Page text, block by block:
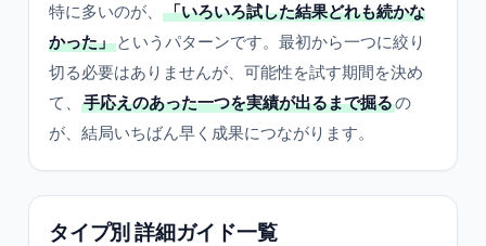
特に多いのが、
「いろいろ試した結果どれも続かな
かった」 というパターンです。最初から一つに絞り
切る必要はありませんが、可能性を試す期間を決め
て、
手応えのあった一つを実績が出るまで掘るの
が、結局いちばん早く成果につながります。
タイプ別 詳細ガイド一覧